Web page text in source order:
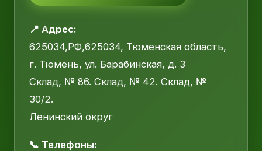
📍 Адрес:
625034,РФ,625034, Тюменская область,
г. Тюмень, ул. Барабинская, д. 3
Склад, № 86. Склад, № 42. Склад, №
30/2.
Ленинский округ
📞 Телефоны: